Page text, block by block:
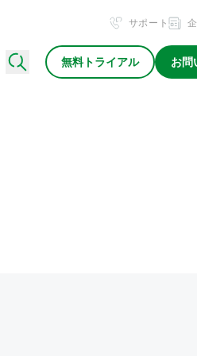
サポート
無料トライアル お問